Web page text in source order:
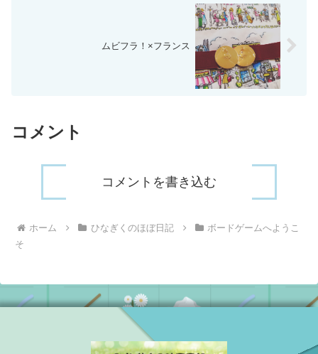
ムビフラ！×フランス
コメント
コメントを書き込む
ホーム ひなぎくのほぼ日記
ボードゲームへようこ
そ